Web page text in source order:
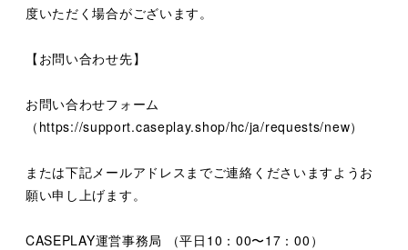
度いただく場合がございます。
【お問い合わせ先】
お問い合わせフォーム
（https://support.caseplay.shop/hc/ja/requests/new）
または下記メールアドレスまでご連絡くださいますようお
願い申し上げます。
CASEPLAY運営事務局 （平日10：00〜17：00）